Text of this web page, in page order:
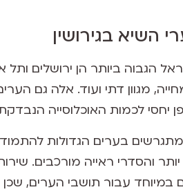
השיא בגירושין
הגבוה ביותר הן ירושלים ותל
מגוון דתי ועוד. אלה גם
יחסי לכמות האוכלוסייה
בערים הגדולות
והסדרי ראייה מורכבים.
במיוחד עבור תושבי הערים,